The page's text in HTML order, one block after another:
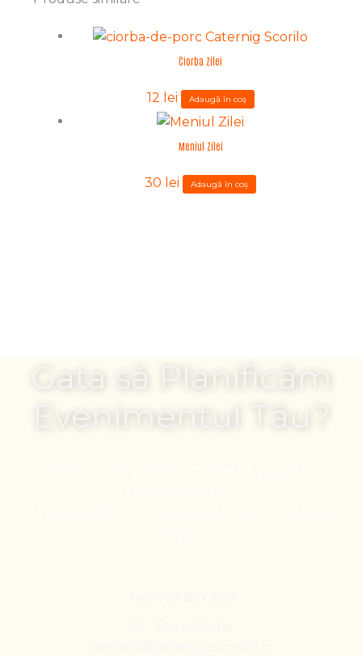
Ciorba Zilei
12 lei Adaugă în coș
Meniul Zilei
30 lei Adaugă în coș
Gata să Planificăm
Evenimentul Tău?